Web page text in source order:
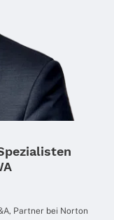
Part­ner bei Norton